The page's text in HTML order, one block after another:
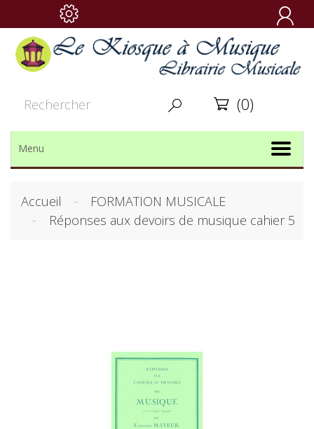

  (0)
Menu
Accueil
FORMATION MUSICALE
Réponses aux devoirs de musique cahier 5